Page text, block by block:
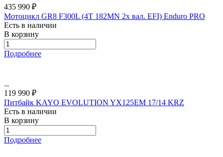
435 990 ₽
Мотоцикл GR8 F300L (4T 182MN 2x вал. EFI) Enduro PRO
Есть в наличии
В корзину
Подробнее
119 990 ₽
Питбайк KAYO EVOLUTION YX125EM 17/14 KRZ
Есть в наличии
В корзину
Подробнее